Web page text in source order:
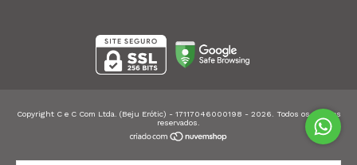
Copyright C e C Com Ltda. (Beju Erótic) - 17117046000198 - 2026. Todos os direitos
reservados.